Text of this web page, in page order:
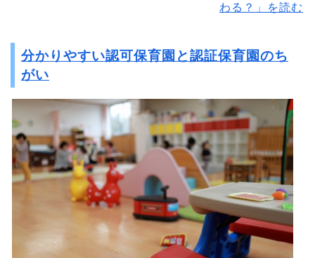
わる？」を読む
分かりやすい認可保育園と認証保育園のち
がい